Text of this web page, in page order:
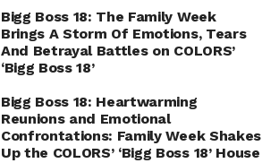
Bigg Boss 18: The Family Week
Brings A Storm Of Emotions, Tears
And Betrayal Battles on COLORS’
‘Bigg Boss 18’
Bigg Boss 18: Heartwarming
Reunions and Emotional
Confrontations: Family Week Shakes
Up the COLORS’ ‘Bigg Boss 18’ House